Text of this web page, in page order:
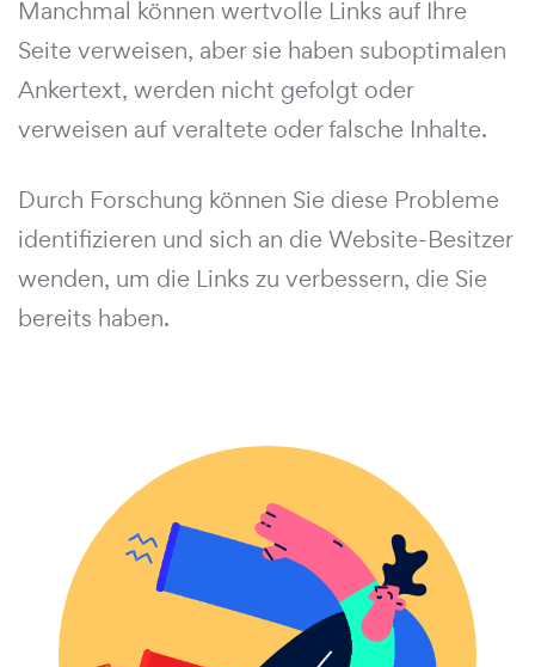
Manchmal können wertvolle Links auf Ihre
Seite verweisen, aber sie haben suboptimalen
Ankertext, werden nicht gefolgt oder
verweisen auf veraltete oder falsche Inhalte.
Durch Forschung können Sie diese Probleme
identifizieren und sich an die Website-Besitzer
wenden, um die Links zu verbessern, die Sie
bereits haben.